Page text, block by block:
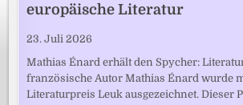
europäische Literatur
23. Juli 2026
Mathias Énard erhält den Spycher:
französische Autor Mathias Énard wurde
Literaturpreis Leuk ausgezeichnet. Dieser